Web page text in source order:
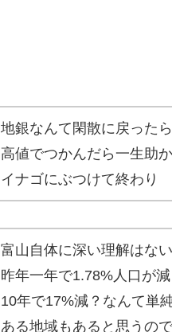
地銀なんて閑散に戻った
高値でつかんだら一生助
イナゴにぶつけて終わり
富山自体に深い理解はな
昨年一年で1.78%人口が
10年で17%減？なんて単
ある地域もあると思うので